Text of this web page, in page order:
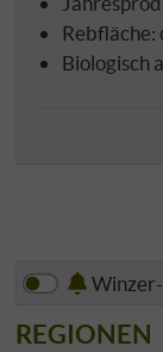
Biologisch
REGIONEN